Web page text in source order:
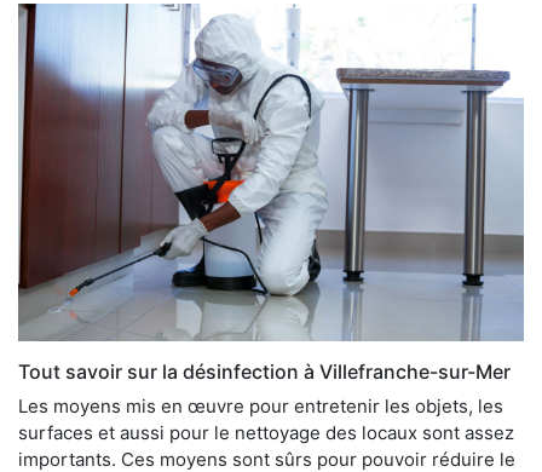
Tout savoir sur la désinfection à Villefranche-sur-Mer
Les moyens mis en œuvre pour entretenir les objets, les
surfaces et aussi pour le nettoyage des locaux sont assez
importants. Ces moyens sont sûrs pour pouvoir réduire le